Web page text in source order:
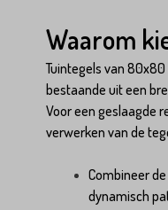
Waarom
Tuintegels van
bestaande uit een
Voor een geslaagde
verwerken van de
Combineer
dynamisch